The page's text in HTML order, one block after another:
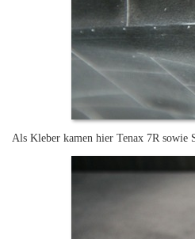
Als Kleber kamen hier Tenax 7R sowie